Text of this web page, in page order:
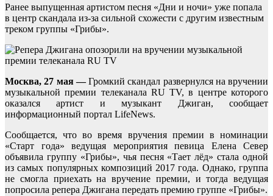
Ранее выпущенная артистом песня «Дни и ночи» уже попала
в центр скандала из-за сильной схожести с другим известным
треком группы «Грибы».
Москва, 27 мая —Громкий скандал развернулся на вручении
музыкальной премии телеканала RU TV, в центре которого
оказался артист и музыкант Джиган, сообщает
информационный портал LifeNews.
Сообщается, что во время вручения премии в номинации
«Старт года» ведущая мероприятия певица Елена Север
объявила группу «Грибы», чья песня «Тает лёд» стала одной
из самых популярных композиций 2017 года. Однако, группа
не смогла приехать на вручение премии, и тогда ведущая
попросила репера Джигана передать премию группе «Грибы».